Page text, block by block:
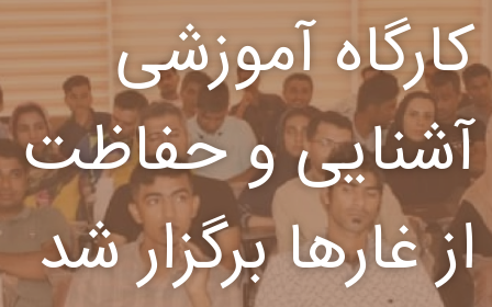
کارگاه آموزشی
آشنایی و حفاظت
از غارها برگزار شد